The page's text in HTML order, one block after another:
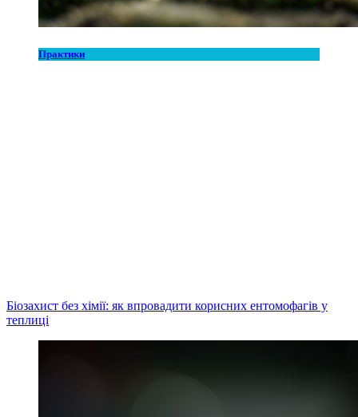
Практики
Біозахист без хімії: як впровадити корисних ентомофагів у
теплиці